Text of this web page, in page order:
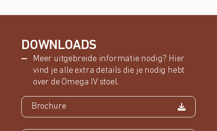
DOWNLOADS
Meer uitgebreide informatie nodig? Hier
vind je alle extra details die je nodig hebt
over de Omega IV stoel.
Brochure